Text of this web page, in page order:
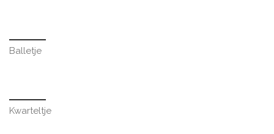
Balletje
Kwarteltje